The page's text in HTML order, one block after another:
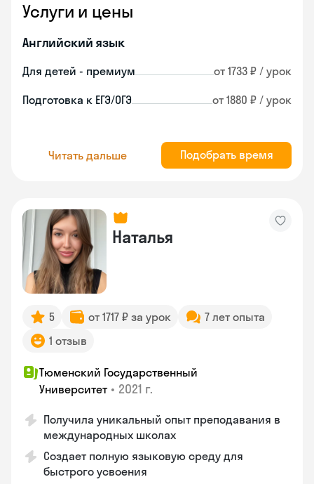
Услуги и цены
Английский язык
Для детей - премиум от 1733 ₽ / урок
Подготовка к ЕГЭ/ОГЭ от 1880 ₽ / урок
Читать дальше Подобрать время
Наталья
5 от 1717 ₽ за урок
7 лет опыта
1 отзыв
Тюменский Государственный
Университет • 2021 г.
Получила уникальный опыт преподавания в
международных школах
Создает полную языковую среду для
быстрого усвоения